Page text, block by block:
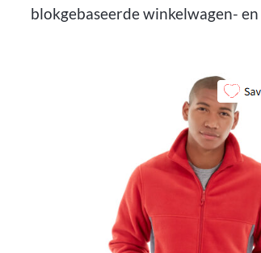
blokgebaseerde winkelwagen-